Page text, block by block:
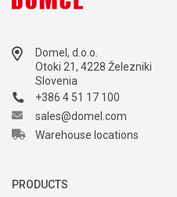
Domel, d.o.o.
Otoki 21, 4228 Železniki
Slovenia
+386 4 51 17 100
sales@domel.com
Warehouse locations
PRODUCTS